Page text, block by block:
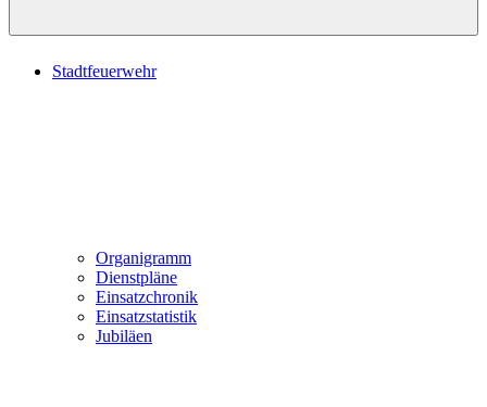
Stadtfeuerwehr
Organigramm
Dienstpläne
Einsatzchronik
Einsatzstatistik
Jubiläen